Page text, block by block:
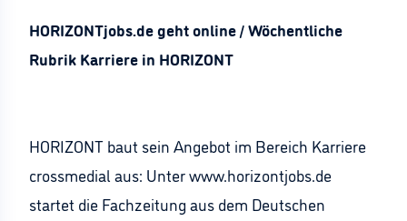
HORIZONTjobs.de geht online / Wöchentliche
Rubrik Karriere in HORIZONT
HORIZONT baut sein Angebot im Bereich Karriere
crossmedial aus: Unter www.horizontjobs.de
startet die Fachzeitung aus dem Deutschen